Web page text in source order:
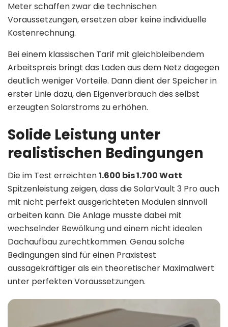
Meter schaffen zwar die technischen
Voraussetzungen, ersetzen aber keine individuelle
Kostenrechnung.
Bei einem klassischen Tarif mit gleichbleibendem
Arbeitspreis bringt das Laden aus dem Netz dagegen
deutlich weniger Vorteile. Dann dient der Speicher in
erster Linie dazu, den Eigenverbrauch des selbst
erzeugten Solarstroms zu erhöhen.
Solide Leistung unter
realistischen Bedingungen
Die im Test erreichten1.600 bis 1.700 Watt
Spitzenleistung zeigen, dass die SolarVault 3 Pro auch
mit nicht perfekt ausgerichteten Modulen sinnvoll
arbeiten kann. Die Anlage musste dabei mit
wechselnder Bewölkung und einem nicht idealen
Dachaufbau zurechtkommen. Genau solche
Bedingungen sind für einen Praxistest
aussagekräftiger als ein theoretischer Maximalwert
unter perfekten Voraussetzungen.